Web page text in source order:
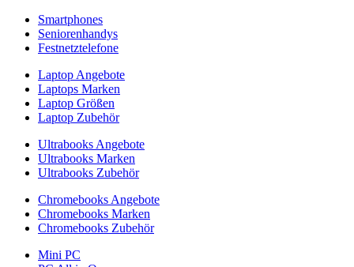
Smartphones
Seniorenhandys
Festnetztelefone
Laptop Angebote
Laptops Marken
Laptop Größen
Laptop Zubehör
Ultrabooks Angebote
Ultrabooks Marken
Ultrabooks Zubehör
Chromebooks Angebote
Chromebooks Marken
Chromebooks Zubehör
Mini PC